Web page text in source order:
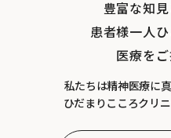
豊富な知
患者様一人
医療を
私たちは精神医療に
ひだまりこころクリ